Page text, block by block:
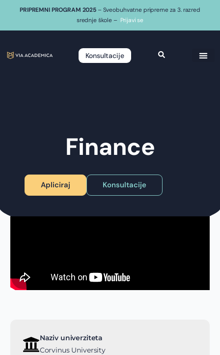
PRIPREMNI PROGRAM 2025 – Sveobuhvatne pripreme za 3. razred
srednje škole – Prijavi se
Konsultacije
Finance
Apliciraj Konsultacije
Naziv univerziteta
Corvinus University